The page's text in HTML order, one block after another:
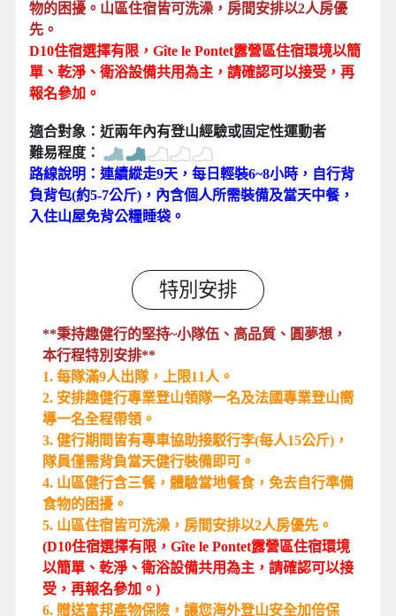
物的困擾。 山區住宿皆可洗澡，房間安排以2人房優
先。
D10住宿選擇有限，Gîte le Pontet露營區住宿環境以簡
單、乾淨、衛浴設備共用為主，請確認可以接受，再
報名參加。
適合對象：近兩年內有登山經驗或固定性運動者
難易程度：
路線說明：連續縱走9天，每日輕裝6~8小時，自行背
負背包(約5-7公斤)，內含個人所需裝備及當天中餐，
入住山屋免背公糧睡袋。
特別安排
**秉持趣健行的堅持~小隊伍、高品質、圓夢想，
本行程特別安排**
1. 每隊滿9人出隊，上限11人。
2. 安排趣健行專業登山領隊一名及法國專業登山嚮
導一名全程帶領。
3. 健行期間皆有專車協助接駁行李(每人15公斤)，
隊員僅需背負當天健行裝備即可。
4. 山區健行含三餐，體驗當地餐食，免去自行準備
食物的困擾。
5. 山區住宿皆可洗澡，房間安排以2人房優先。
(D10住宿選擇有限，Gîte le Pontet露營區住宿環境
以簡單、乾淨、衛浴設備共用為主，請確認可以接
受，再報名參加。)
6. 贈送富邦產物保險，讓您海外登山安全加倍保